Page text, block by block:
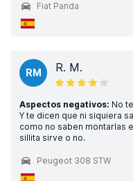
Fiat Panda
RM R. M.
Aspectos negativos: No
Y te dicen que ni siquiera
como no saben montarlas
sillita sirve o no.
Peugeot 308 STW